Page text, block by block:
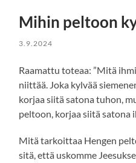
Mihin peltoon
3.9.2024
Raamattu toteaa: ”Mitä
niittää. Joka kylvää
korjaa siitä satona tuhon,
peltoon, korjaa siitä satona
Mitä tarkoittaa Hengen
sitä, että uskomme